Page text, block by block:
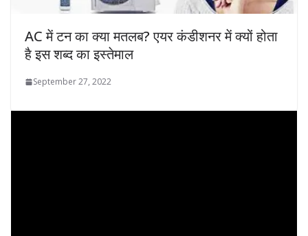
AC में टन का क्या मतलब? एयर कंडीशनर में क्यों होता
है इस शब्द का इस्तेमाल
September 27, 2022